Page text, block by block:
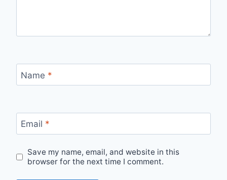
Name *
Email *
Save my name, email, and website in this
browser for the next time I comment.